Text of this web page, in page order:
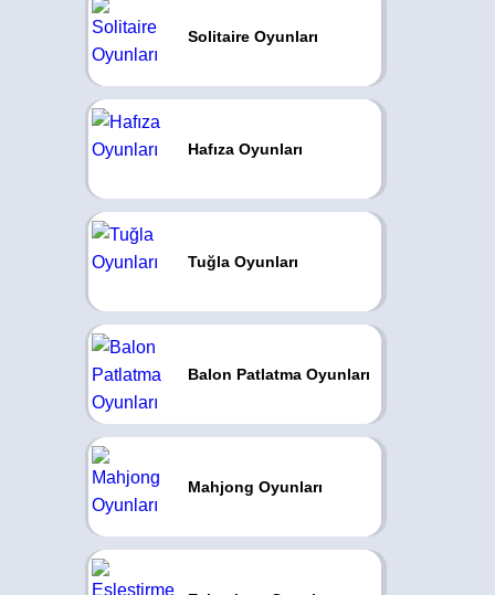
Solitaire Oyunları
Hafıza Oyunları
Tuğla Oyunları
Balon Patlatma Oyunları
Mahjong Oyunları